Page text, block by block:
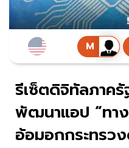
รีเซ็ตดิจิทัลภาค
พัฒนาแอป “ทา
อ้อมอกกระทรว